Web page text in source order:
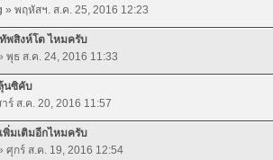
» พฤหัสฯ. ส.ค. 25, 2016 12:23
พสิงห์โต ไหมครับ
พุธ ส.ค. 24, 2016 11:33
นซิคับ
าร์ ส.ค. 20, 2016 11:57
พิ่มเติมอีกไหมครับ
ศุกร์ ส.ค. 19, 2016 12:54